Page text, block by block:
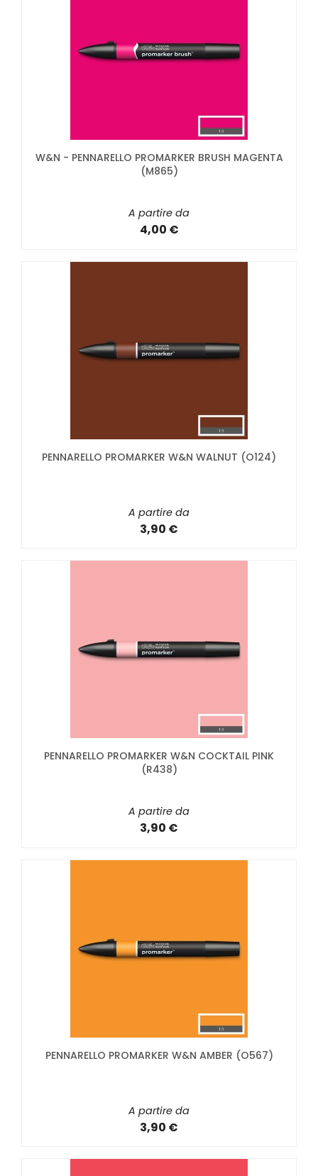
W&N - PENNARELLO PROMARKER BRUSH MAGENTA
(M865)
A partire da
4,00 €
PENNARELLO PROMARKER W&N WALNUT (O124)
A partire da
3,90 €
PENNARELLO PROMARKER W&N COCKTAIL PINK
(R438)
A partire da
3,90 €
PENNARELLO PROMARKER W&N AMBER (O567)
A partire da
3,90 €